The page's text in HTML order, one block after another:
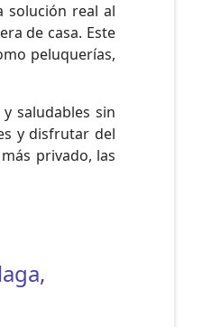
solución real al
de casa. Este
peluquerías,
saludables sin
y disfrutar del
privado, las